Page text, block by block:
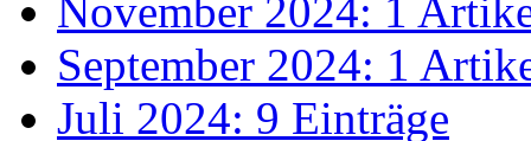
November 2024: 1
September 2024: 1
Juli 2024: 9 Einträge